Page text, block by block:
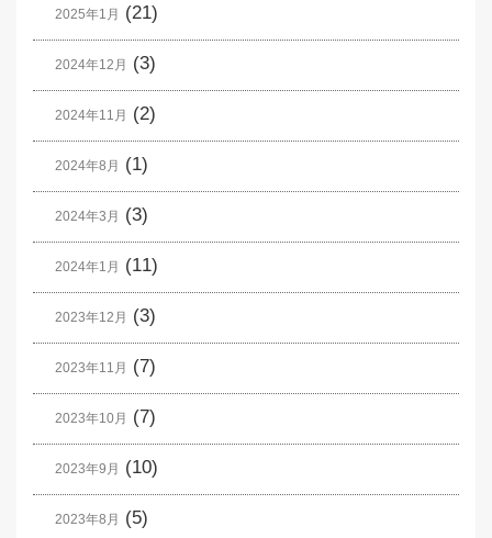
2025年1月 (21)
2024年12月 (3)
2024年11月 (2)
2024年8月 (1)
2024年3月 (3)
2024年1月 (11)
2023年12月 (3)
2023年11月 (7)
2023年10月 (7)
2023年9月 (10)
2023年8月 (5)